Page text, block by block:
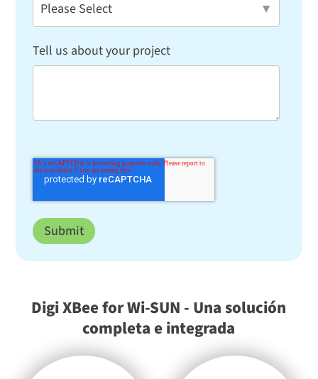
Tell us about your project
Digi XBee for Wi-SUN - Una solución
completa e integrada